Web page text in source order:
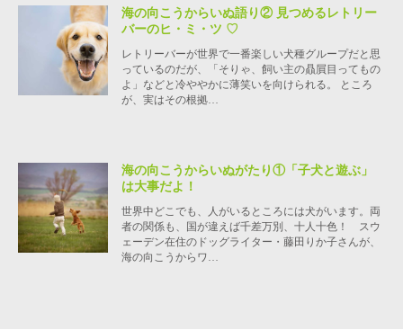
海の向こうからいぬ語り② 見つめるレトリー
バーのヒ・ミ・ツ ♡
レトリーバーが世界で一番楽しい犬種グループだと思
っているのだが、「そりゃ、飼い主の贔屓目ってもの
よ」などと冷ややかに薄笑いを向けられる。 ところ
が、実はその根拠…
海の向こうからいぬがたり①「子犬と遊ぶ」
は大事だよ！
世界中どこでも、人がいるところには犬がいます。両
者の関係も、国が違えば千差万別、十人十色！ スウ
ェーデン在住のドッグライター・藤田りか子さんが、
海の向こうからワ…